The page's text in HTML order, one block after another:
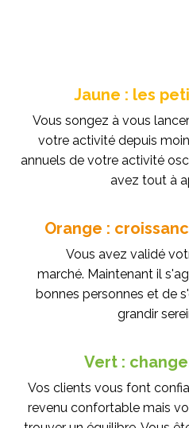
Jaune : les
Vous songez à vous
votre activité depuis
annuels de votre activité
avez tout à
Orange :
Vous avez validé
marché. Maintenant il
bonnes personnes et de
grandir
Vert :
Vos clients vous font
revenu confortable mais